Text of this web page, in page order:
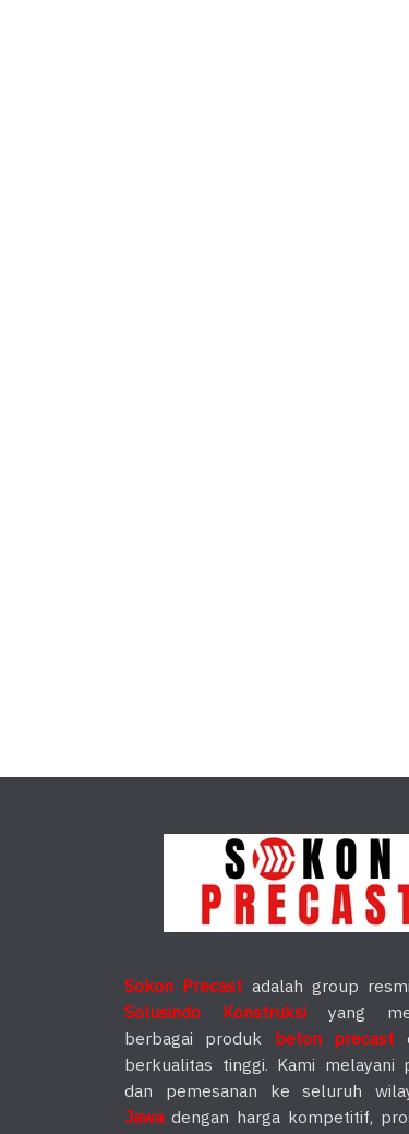
Sokon Precast adalah group
Solusindo Konstruksi yang
berbagai produk beton precast
berkualitas tinggi. Kami melayani
dan pemesanan ke seluruh
Jawadengan harga kompetitif,